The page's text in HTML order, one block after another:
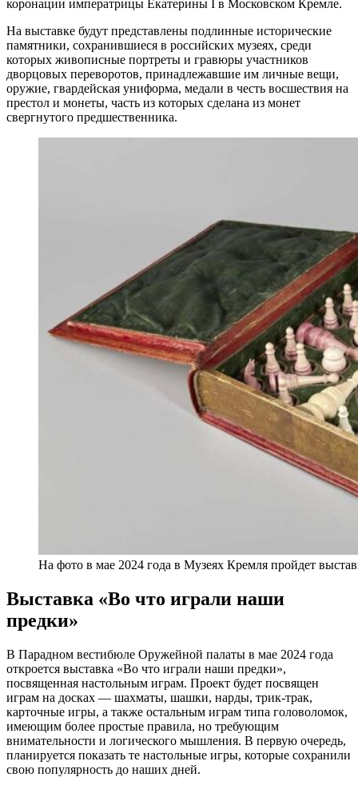
коронации императрицы Екатерины I в Московском Кремле.
На выставке будут представлены подлинные исторические
памятники, сохранившиеся в российских музеях, среди
которых живописные портреты и гравюры участников
дворцовых переворотов, принадлежавшие им личные вещи,
оружие, гвардейская униформа, медали в честь восшествия на
престол и монеты, часть из которых сделана из монет
свергнутого предшественника.
На фото в мае 2024 года в Музеях Кремля пройдет
Выставка «Во что играли наши
предки»
В Парадном вестибюле Оружейной палаты в мае 2024 года
откроется выставка «Во что играли наши предки»,
посвященная настольным играм. Проект будет посвящен
играм на досках — шахматы, шашки, нарды, трик-трак,
карточные игры, а также остальным играм типа головоломок,
имеющим более простые правила, но требующим
внимательности и логического мышления. В первую очередь,
планируется показать те настольные игры, которые сохранили
свою популярность до наших дней.